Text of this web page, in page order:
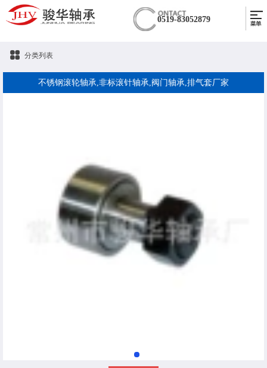
0519-83052879
分类列表
不锈钢滚轮轴承,非标滚针轴承,阀门轴承,排气套厂家